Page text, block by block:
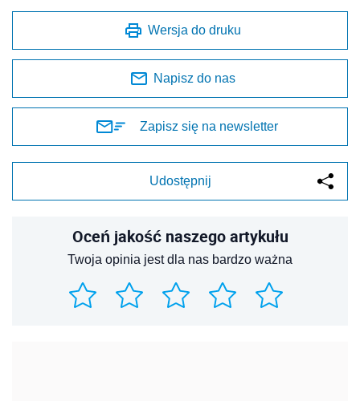
Wersja do druku
Napisz do nas
Zapisz się na newsletter
Udostępnij
Oceń jakość naszego artykułu
Twoja opinia jest dla nas bardzo ważna